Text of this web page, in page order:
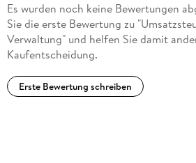
Es wurden noch keine Bewertungen
Sie die erste Bewertung zu
Verwaltung" und helfen Sie damit
Kaufentscheidung.
Erste Bewertung schreiben